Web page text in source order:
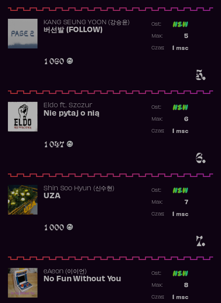
5.
KANG SEUNG YOON (강승윤)
버선발 (FOLLOW)
1 060
Ost:
5
Max:
msc
Czas:
6.
Eldoft. Szczur
Nie pytaj o nią
1 047
Ost:
6
Max:
msc
Czas:
7.
Shin Soo Hyun (신수현)
UZA
1 000
Ost:
7
Max:
msc
Czas:
​eAeon (이이언)
No Fun Without You
Ost:
8
Max:
msc
Czas: